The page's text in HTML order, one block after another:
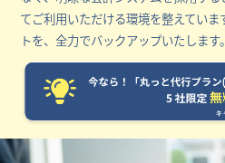
てご利用いただける環境を整えてい
トを、全力でバックアップいたします。